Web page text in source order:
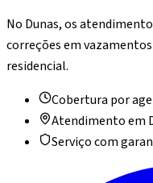
No Dunas, os
correções em
residencial.
Cobertura por
Atendimento em
Serviço com